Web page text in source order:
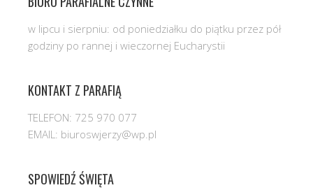
w lipcu i sierpniu: od poniedziałku do piątku przez pół
godziny po rannej i wieczornej Eucharystii
KONTAKT Z PARAFIĄ
TELEFON: 725 970 077
EMAIL: biuroswjerzy@wp.pl
SPOWIEDŹ ŚWIĘTA